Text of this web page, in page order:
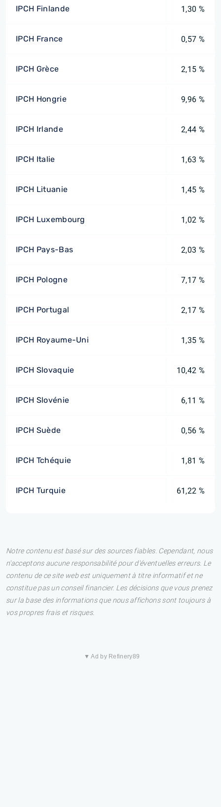
IPCH Finlande 1,30 %
IPCH France 0,57 %
IPCH Grèce 2,15 %
IPCH Hongrie 9,96 %
IPCH Irlande 2,44 %
IPCH Italie 1,63 %
IPCH Lituanie 1,45 %
IPCH Luxembourg 1,02 %
IPCH Pays-Bas 2,03 %
IPCH Pologne 7,17 %
IPCH Portugal 2,17 %
IPCH Royaume-Uni 1,35 %
IPCH Slovaquie 10,42 %
IPCH Slovénie 6,11 %
IPCH Suède 0,56 %
IPCH Tchéquie 1,81 %
IPCH Turquie 61,22 %
Notre contenu est basé sur des sources fiables. Cependant, nous
n'acceptons aucune responsabilité pour d'éventuelles erreurs. Le
contenu de ce site web est uniquement à titre informatif et ne
constitue pas un conseil financier. Les décisions que vous prenez
sur la base des informations que nous affichons sont toujours à
vos propres frais et risques.
▼ Ad by Refinery89